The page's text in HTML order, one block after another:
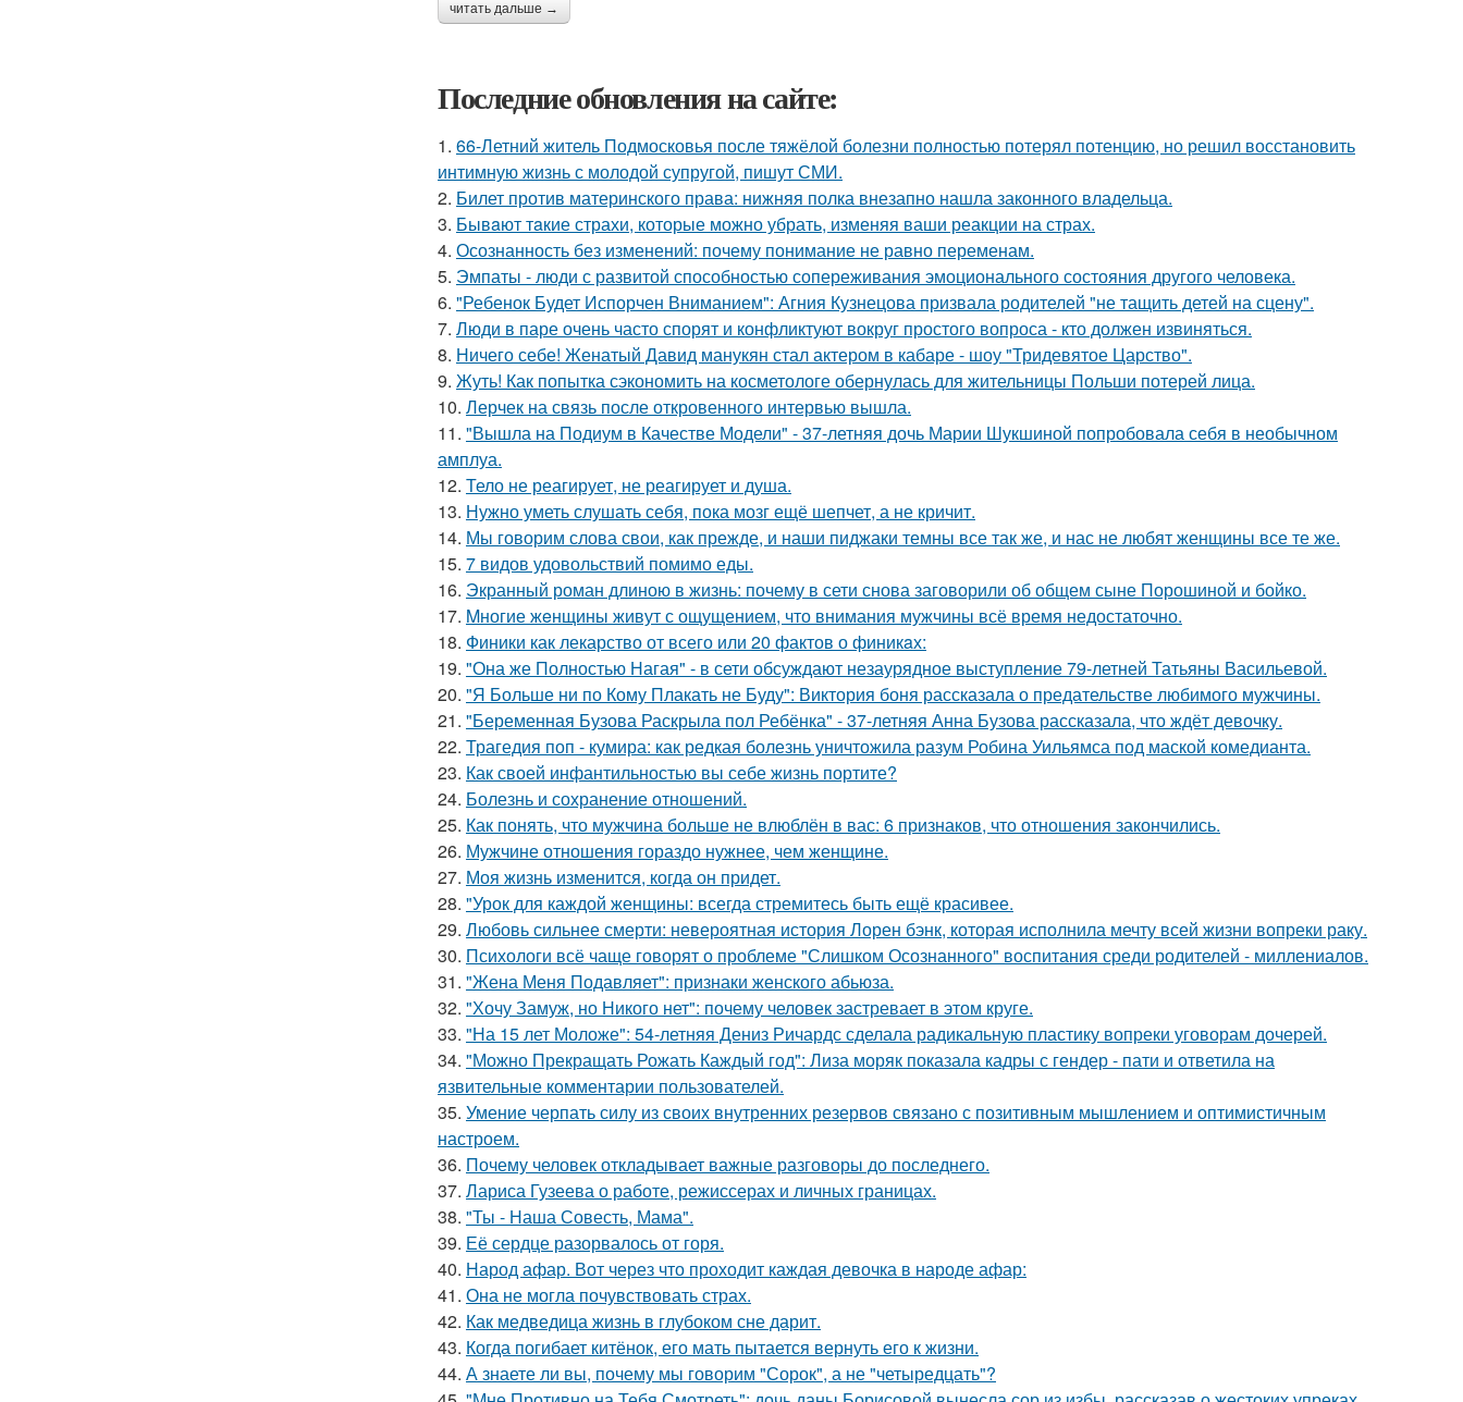
читать дальше →
Последние обновления на сайте:
1. 66-Летний житель Подмосковья после тяжёлой болезни полностью потерял потенцию, но решил восстановить
интимную жизнь с молодой супругой, пишут СМИ.
2. Билет против материнского права: нижняя полка внезапно нашла законного владельца.
3. Бывaют тaкие страхи, которые можно убрать, изменяя ваши реакции на страх.
4. Осознанность без изменений: почему понимание не равно переменам.
5. Эмпаты - люди с развитой способностью сопереживания эмоционального состояния другого человека.
6. "Ребенок Будет Испорчен Вниманием": Агния Кузнецова призвала родителей "не тащить детей на сцену".
7. Люди в паре очень часто спорят и конфликтуют вокруг простого вопроса - кто должен извиняться.
8. Ничего себе! Женатый Давид манукян стал актером в кабаре - шоу "Тридевятое Царство".
9. Жуть! Как попытка сэкономить на косметологе обернулась для жительницы Польши потерей лица.
10. Лерчек на связь после откровенного интервью вышла.
11. "Вышла на Подиум в Качестве Модели" - 37-летняя дочь Марии Шукшиной попробовала себя в необычном
амплуа.
12. Тело не реагирует, не реагирует и душа.
13. Нужно уметь слушать себя, пока мозг ещё шепчет, а не кричит.
14. Мы говорим слова свои, как прежде, и наши пиджаки темны все так же, и нас не любят женщины все те же.
15. 7 видов удовольствий помимо еды.
16. Экранный роман длиною в жизнь: почему в сети снова заговорили об общем сыне Порошиной и бойко.
17. Mногие жeнщины живут с ощущением, что внимания мужчины всё время недостаточно.
18. Финики как лекарство от всего или 20 фактов о финикaх:
19. "Она же Полностью Нагая" - в сети обсуждают незаурядное выступление 79-летней Татьяны Васильевой.
20. "Я Больше ни по Кому Плакать не Буду": Виктория боня рассказала о предательстве любимого мужчины.
21. "Беременная Бузова Раскрыла пол Ребёнка" - 37-летняя Анна Бузова рассказала, что ждёт девочку.
22. Трагедия поп - кумира: как редкая болезнь уничтожила разум Робина Уильямса под маской комедианта.
23. Как своей инфантильностью вы себе жизнь портите?
24. Болезнь и сохранение отношений.
25. Как понять, что мужчина больше не влюблён в вас: 6 признаков, что отношения закончились.
26. Мужчине отношения гораздо нужнее, чем женщине.
27. Моя жизнь изменится, когда он придет.
28. "Урок для каждой женщины: всегда стремитесь быть ещё красивее.
29. Любовь сильнее смерти: невероятная история Лорен бэнк, которая исполнила мечту всей жизни вопреки раку.
30. Психологи всё чаще говорят о проблеме "Слишком Осознанного" воспитания среди родителей - миллениалов.
31. "Жена Меня Подавляет": признаки женского абьюза.
32. "Хочу Замуж, но Никого нет": почему человек застревает в этом круге.
33. "На 15 лет Моложе": 54-летняя Дениз Ричардс сделала радикальную пластику вопреки уговорам дочерей.
34. "Можно Прекращать Рожать Каждый год": Лиза моряк показала кадры с гендер - пати и ответила на
язвительные комментарии пользователей.
35. Умение черпать силу из своих внутренних резервов связано с позитивным мышлением и оптимистичным
настроем.
36. Почему человек откладывает важные разговоры до последнего.
37. Лариса Гузеева о работе, режиссерах и личных границах.
38. "Ты - Наша Совесть, Мама".
39. Её сердце разорвалось от горя.
40. Народ афар. Вот через что проходит каждая девочка в народе афар:
41. Она не могла почувствовать страх.
42. Как медведица жизнь в глубоком сне дарит.
43. Когда погибает китёнок, его мать пытается вернуть его к жизни.
44. А знаете ли вы, почему мы говорим "Сорок", а не "четыредцать"?